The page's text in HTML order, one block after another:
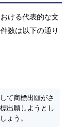
ける代表的な文
数は以下の通り
て商標出願がさ
出願しようとし
ょう。